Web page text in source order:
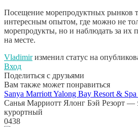
Посещение морепродуктных рынков
интересным опытом, где можно не
морепродукты, но и наблюдать за их
на месте.
Vladimirизменил статус на
Вход
Поделиться с друзьями
Вам также может понравиться
Sanya Marriott Yalong Bay Resort &
Санья Марриотт Ялонг Бэй Резорт —
курортный
0438